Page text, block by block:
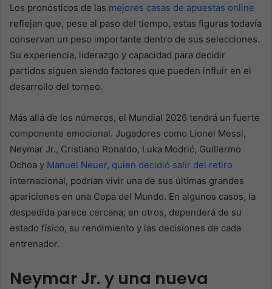
Los pronósticos de las mejores casas de apuestas online
reflejan que, pese al paso del tiempo, estas figuras todavía
conservan un peso importante dentro de sus selecciones.
Su experiencia, liderazgo y capacidad para decidir
partidos siguen siendo factores que pueden influir en el
desarrollo del torneo.
Más allá de los números, el Mundial 2026 tendrá un fuerte
componente emocional. Jugadores como Lionel Messi,
Neymar Jr., Cristiano Ronaldo, Luka Modrić, Guillermo
Ochoa y Manuel Neuer, quien decidió salir del retiro
internacional, podrían vivir una de sus últimas grandes
apariciones en una Copa del Mundo. En algunos casos, la
despedida parece cercana; en otros, dependerá de su
estado físico, su rendimiento y las decisiones de cada
entrenador.
Neymar Jr. y una nueva